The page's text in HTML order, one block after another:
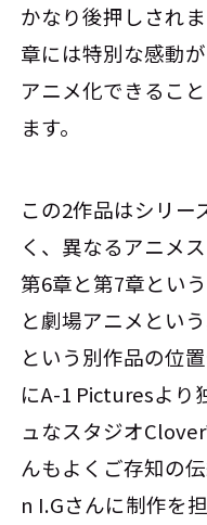
かなり後押しされ
章には特別な感動
アニメ化できるこ
ます。
この2作品はシリー
く、異なるアニメ
第6章と第7章とい
と劇場アニメとい
という別作品の位
にA-1 Picturesより
ュなスタジオ
んもよくご存知の
n I.Gさんに制作を